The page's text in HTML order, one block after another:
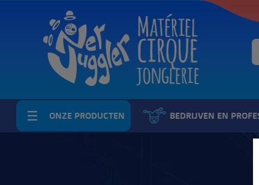
ONZE PRODUCTEN BEDRIJVEN EN